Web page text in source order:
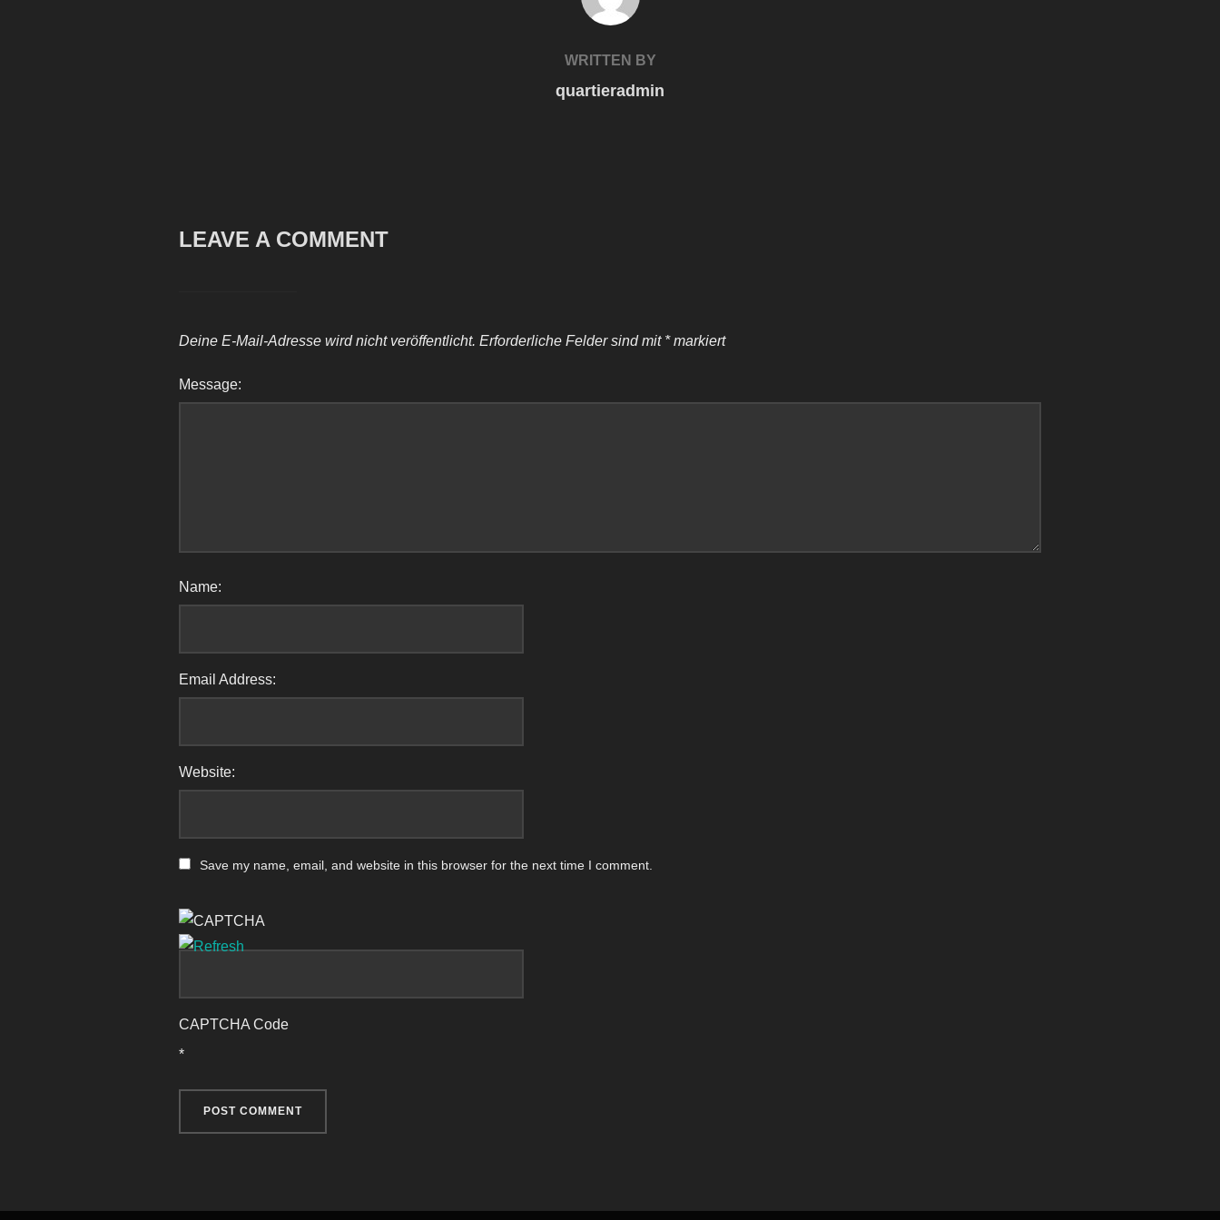
WRITTEN BY
quartieradmin
LEAVE A COMMENT
Deine E-Mail-Adresse wird nicht veröffentlicht. Erforderliche Felder sind mit *markiert
Message:
Name:
Email Address:
Website:
Save my name, email, and website in this browser for the next time I comment.
CAPTCHA Code
*